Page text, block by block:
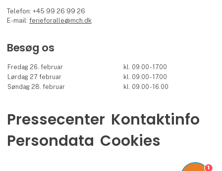
Telefon: +45 99 26 99 26
E-mail:ferieforalle@mch.dk
Besøg os
Fredag 26. februar
kl. 09.00 - 17.00
Lørdag 27. februar
kl. 09.00 - 17.00
Søndag 28. februar
kl. 09.00 - 16.00
Pressecenter Kontaktinfo
Persondata Cookies
1